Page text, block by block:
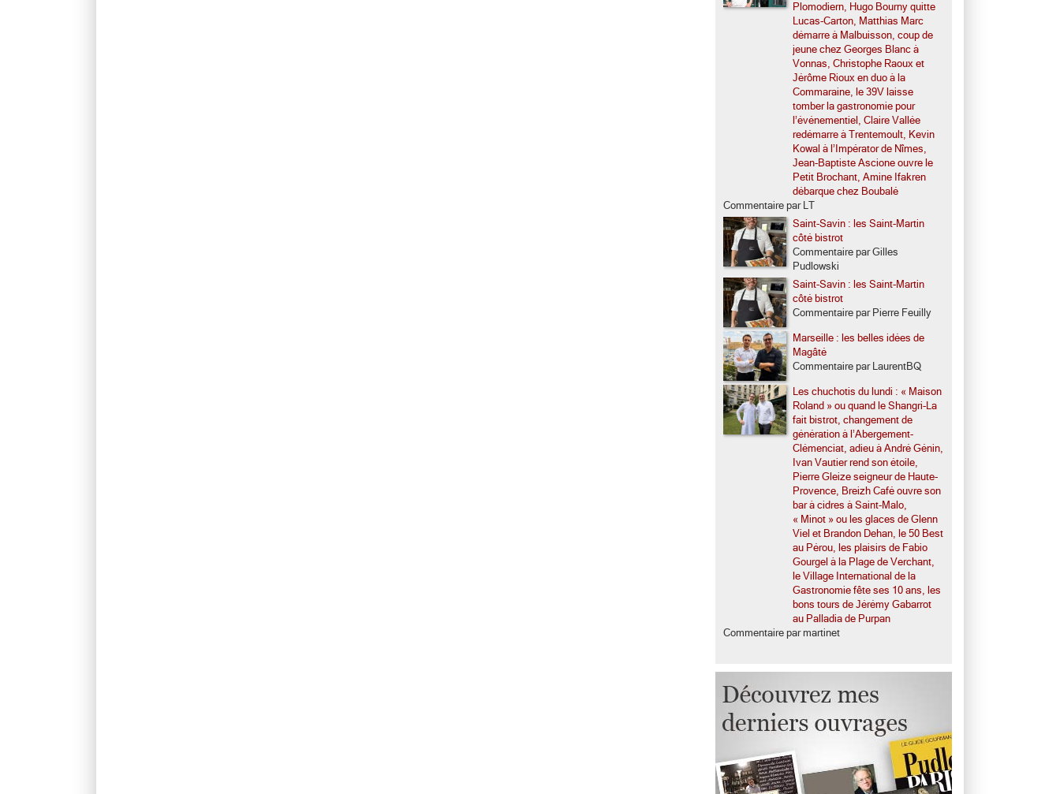
Plomodiern, Hugo Bourny quitte
Lucas-Carton, Matthias Marc
démarre à Malbuisson, coup de
jeune chez Georges Blanc à
Vonnas, Christophe Raoux et
Jérôme Rioux en duo à la
Commaraine, le 39V laisse
tomber la gastronomie pour
l’événementiel, Claire Vallée
redémarre à Trentemoult, Kevin
Kowal à l’Impérator de Nîmes,
Jean-Baptiste Ascione ouvre le
Petit Brochant, Amine Ifakren
débarque chez Boubalé
Commentaire par LT
Saint-Savin : les Saint-Martin
côté bistrot
Commentaire par Gilles
Pudlowski
Saint-Savin : les Saint-Martin
côté bistrot
Commentaire par Pierre Feuilly
Marseille : les belles idées de
Magâté
Commentaire par LaurentBQ
Les chuchotis du lundi : « Maison
Roland » ou quand le Shangri-La
fait bistrot, changement de
génération à l’Abergement-
Clémenciat, adieu à André Génin,
Ivan Vautier rend son étoile,
Pierre Gleize seigneur de Haute-
Provence, Breizh Café ouvre son
bar à cidres à Saint-Malo,
« Minot » ou les glaces de Glenn
Viel et Brandon Dehan, le 50 Best
au Pérou, les plaisirs de Fabio
Gourgel à la Plage de Verchant,
le Village International de la
Gastronomie fête ses 10 ans, les
bons tours de Jérémy Gabarrot
au Palladia de Purpan
Commentaire par martinet